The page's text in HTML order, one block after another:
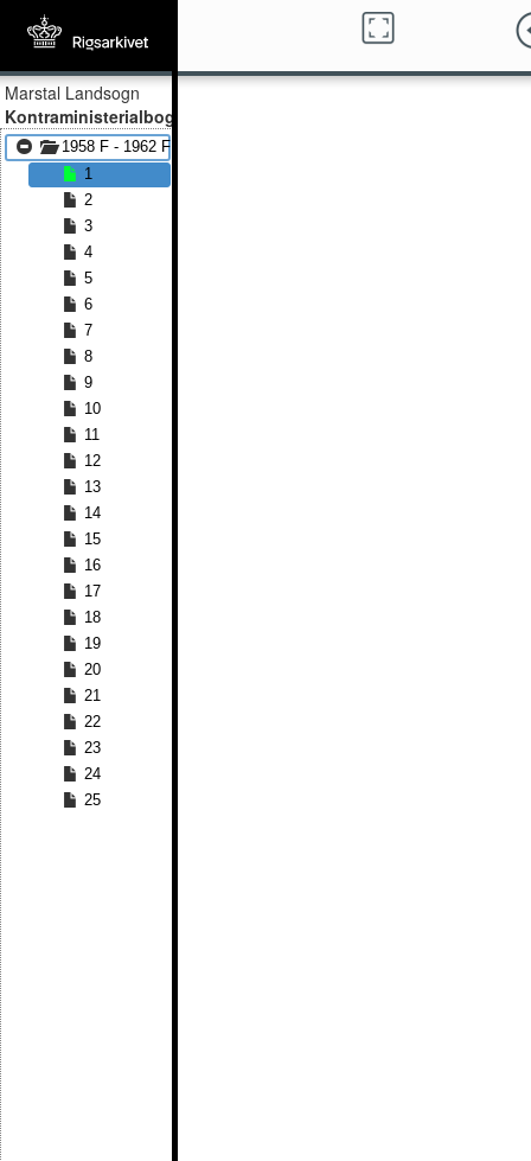
Marstal Landsogn
Kontraministerialbog
1958 F - 1962 F
1
2
3
4
5
6
7
8
9
10
11
12
13
14
15
16
17
18
19
20
21
22
23
24
25